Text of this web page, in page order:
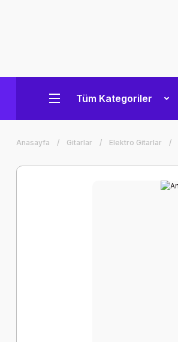
Tüm Kategoriler
Anasayfa Gitarlar Elektro Gitarlar